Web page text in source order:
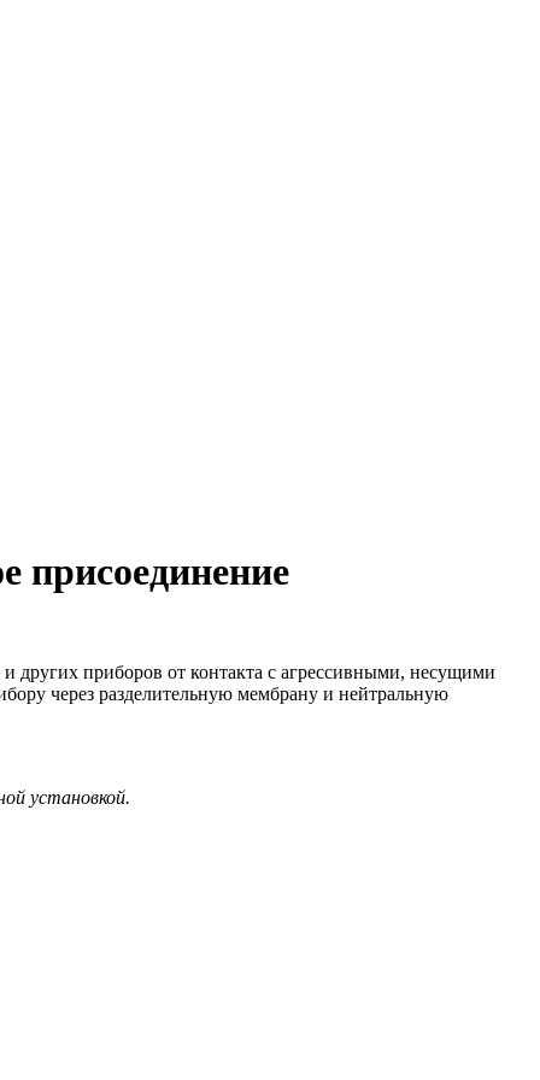
присоединение
других приборов от контакта с агрессивными, несущими
через разделительную мембрану и нейтральную
установкой.